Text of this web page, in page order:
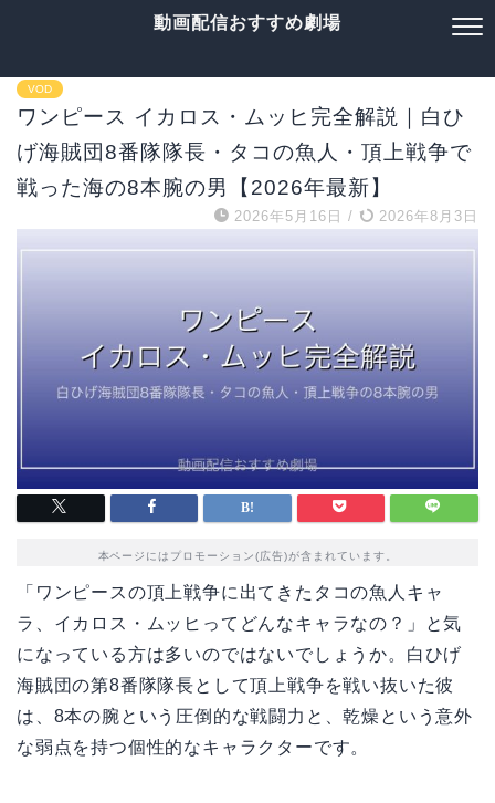
動画配信おすすめ劇場
VOD
ワンピース イカロス・ムッヒ完全解説｜白ひ
げ海賊団8番隊隊長・タコの魚人・頂上戦争で
戦った海の8本腕の男【2026年最新】
2026年5月16日 / 2026年8月3日
本ページにはプロモーション(広告)が含まれています。
「ワンピースの頂上戦争に出てきたタコの魚人キャ
ラ、イカロス・ムッヒってどんなキャラなの？」と気
になっている方は多いのではないでしょうか。白ひげ
海賊団の第8番隊隊長として頂上戦争を戦い抜いた彼
は、8本の腕という圧倒的な戦闘力と、乾燥という意外
な弱点を持つ個性的なキャラクターです。